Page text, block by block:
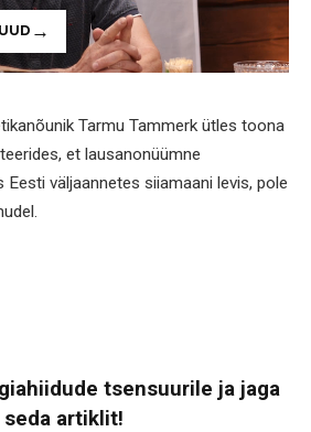
Tarmu Tammerk ütles toona
et lausanonüümne
väljaannetes siiamaani levis, pole
tsensuurile ja jaga
seda artiklit!